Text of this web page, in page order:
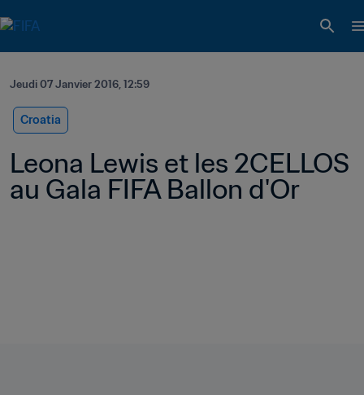
Jeudi 07 Janvier 2016, 12:59
Croatia
Leona Lewis et les 2CELLOS
au Gala FIFA Ballon d'Or